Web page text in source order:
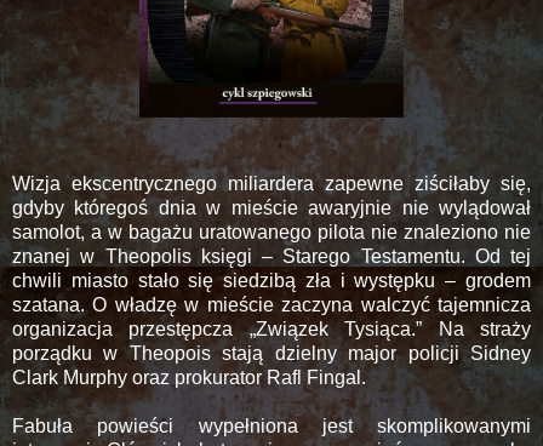
Wizja ekscentrycznego miliardera zapewne ziściłaby się,
gdyby któregoś dnia w mieście awaryjnie nie wylądował
samolot, a w bagażu uratowanego pilota nie znaleziono nie
znanej w Theopolis księgi – Starego Testamentu. Od tej
chwili miasto stało się siedzibą zła i występku – grodem
szatana. O władzę w mieście zaczyna walczyć tajemnicza
organizacja przestępcza „Związek Tysiąca.” Na straży
porządku w Theopois stają dzielny major policji Sidney
Clark Murphy oraz prokurator Rafl Fingal.
Fabuła powieści wypełniona jest skomplikowanymi